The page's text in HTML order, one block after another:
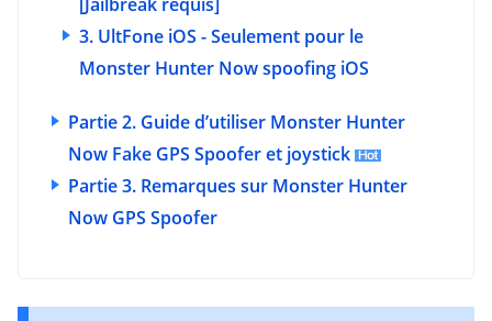
3. UltFone iOS - Seulement pour le
Monster Hunter Now spoofing iOS
Partie 2. Guide d’utiliser Monster Hunter
Now Fake GPS Spoofer et joystick
Partie 3. Remarques sur Monster Hunter
Now GPS Spoofer